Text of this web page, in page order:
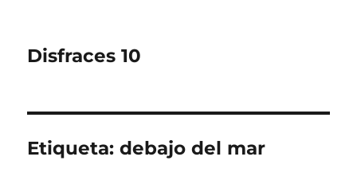
Disfraces 10
Etiqueta:debajo del mar